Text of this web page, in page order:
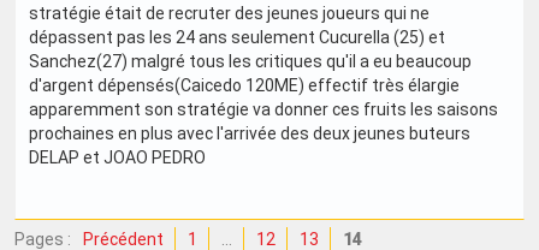
stratégie était de recruter des jeunes joueurs qui ne
dépassent pas les 24 ans seulement Cucurella (25) et
Sanchez(27) malgré tous les critiques qu'il a eu beaucoup
d'argent dépensés(Caicedo 120ME) effectif très élargie
apparemment son stratégie va donner ces fruits les saisons
prochaines en plus avec l'arrivée des deux jeunes buteurs
DELAP et JOAO PEDRO
Pages : Précédent 1 12 13 14